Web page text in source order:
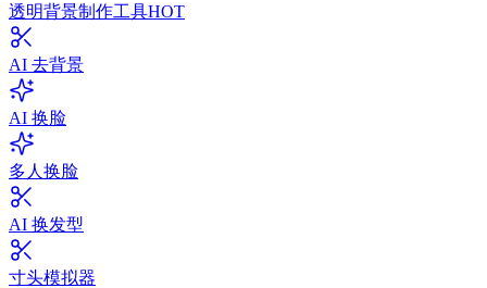
透明背景制作工具HOT
AI 去背景
AI 换脸
多人换脸
AI 换发型
寸头模拟器